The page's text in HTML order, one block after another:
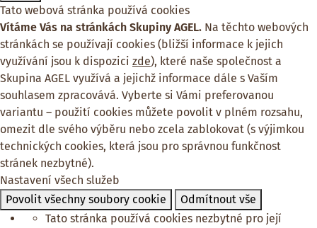
Tato webová stránka používá cookies
Vítáme Vás na stránkách Skupiny AGEL. Na těchto webových
stránkách se používají cookies (bližší informace k jejich
využívání jsou k dispozici zde), které naše společnost a
Skupina AGEL využívá a jejichž informace dále s Vaším
souhlasem zpracovává. Vyberte si Vámi preferovanou
variantu – použití cookies můžete povolit v plném rozsahu,
omezit dle svého výběru nebo zcela zablokovat (s výjimkou
technických cookies, která jsou pro správnou funkčnost
stránek nezbytné).
Nastavení všech služeb
Povolit všechny soubory cookie
Odmítnout vše
Tato stránka používá cookies nezbytné pro její